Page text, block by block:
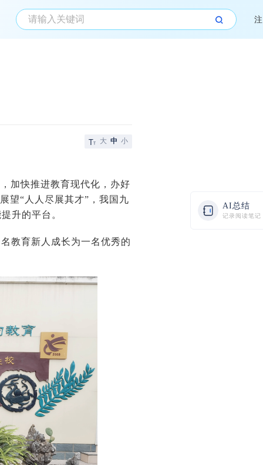
AI总结
记录阅读笔记
大 中 小
加快推进教育现代化，办好
望“人人尽展其才”，我国九
升的平台。
教育新人成长为一名优秀的